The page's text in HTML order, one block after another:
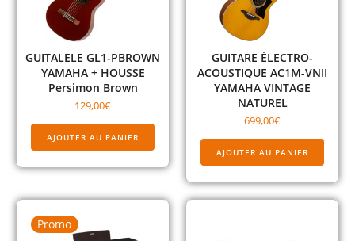
GUITALELE GL1-PBROWN
YAMAHA + HOUSSE
Persimon Brown
129,00€
AJOUTER AU PANIER
GUITARE ÉLECTRO-
ACOUSTIQUE AC1M-VNII
YAMAHA VINTAGE
NATUREL
699,00€
AJOUTER AU PANIER
Promo